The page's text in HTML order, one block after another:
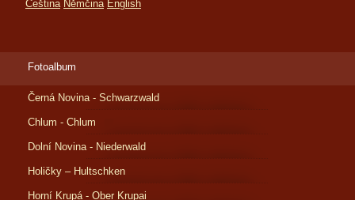
Čeština Němčina English
Fotoalbum
Černá Novina - Schwarzwald
Chlum - Chlum
Dolní Novina - Niederwald
Holičky – Hultschken
Horní Krupá - Ober Krupai